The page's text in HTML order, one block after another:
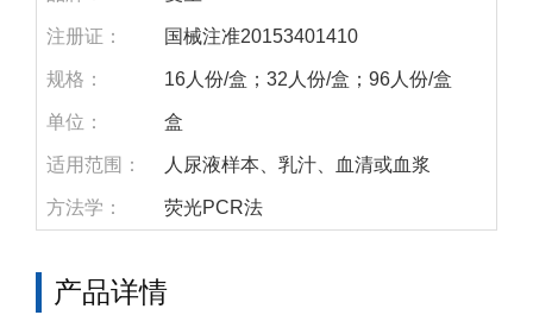
注册证： 国械注准20153401410
规格： 16人份/盒；32人份/盒；96人份/盒
单位： 盒
适用范围： 人尿液样本、乳汁、血清或血浆
方法学： 荧光PCR法
产品详情